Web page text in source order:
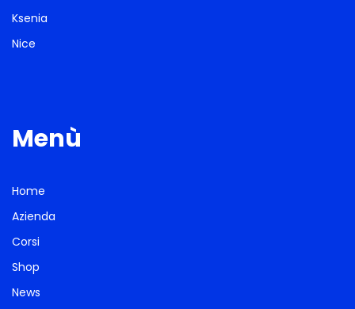
Ksenia
Nice
Menù
Home
Azienda
Corsi
Shop
News